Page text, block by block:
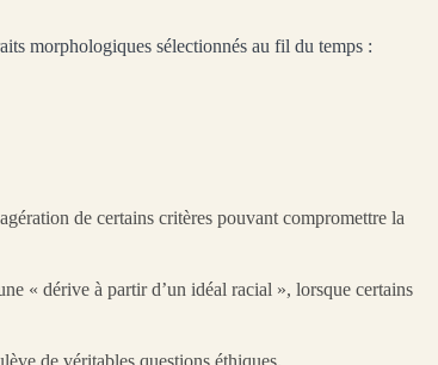
morphologiques sélectionnés au fil du temps :
de certains critères pouvant compromettre la
« dérive à partir d’un idéal racial », lorsque certains
de véritables questions éthiques.